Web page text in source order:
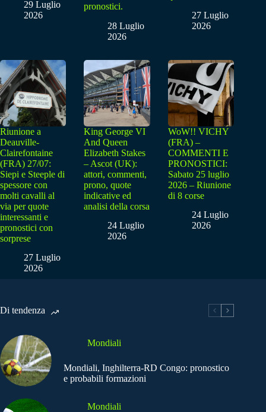
29 Luglio
2026
pronostici.
28 Luglio
2026
27 Luglio
2026
Riunione a
Deauville-
Clairefontaine
(FRA) 27/07:
Siepi e Steeple di
spessore con
molti cavalli al
via per quote
interessanti e
pronostici con
sorprese
27 Luglio
2026
King George VI
And Queen
Elizabeth Stakes
– Ascot (UK):
attori, commenti,
prono, quote
indicative ed
analisi della corsa
24 Luglio
2026
WoW!! VICHY
(FRA) –
COMMENTI E
PRONOSTICI:
Sabato 25 luglio
2026 – Riunione
di 8 corse
24 Luglio
2026
Di tendenza
Mondiali
Mondiali, Inghilterra-RD Congo: pronostico
e probabili formazioni
Mondiali